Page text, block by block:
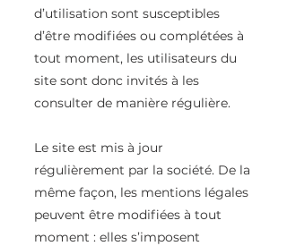
d’utilisation sont susceptibles
d’être modifiées ou complétées à
tout moment, les utilisateurs du
site sont donc invités à les
consulter de manière régulière.
Le site est mis à jour
régulièrement par la société. De la
même façon, les mentions légales
peuvent être modifiées à tout
moment : elles s’imposent